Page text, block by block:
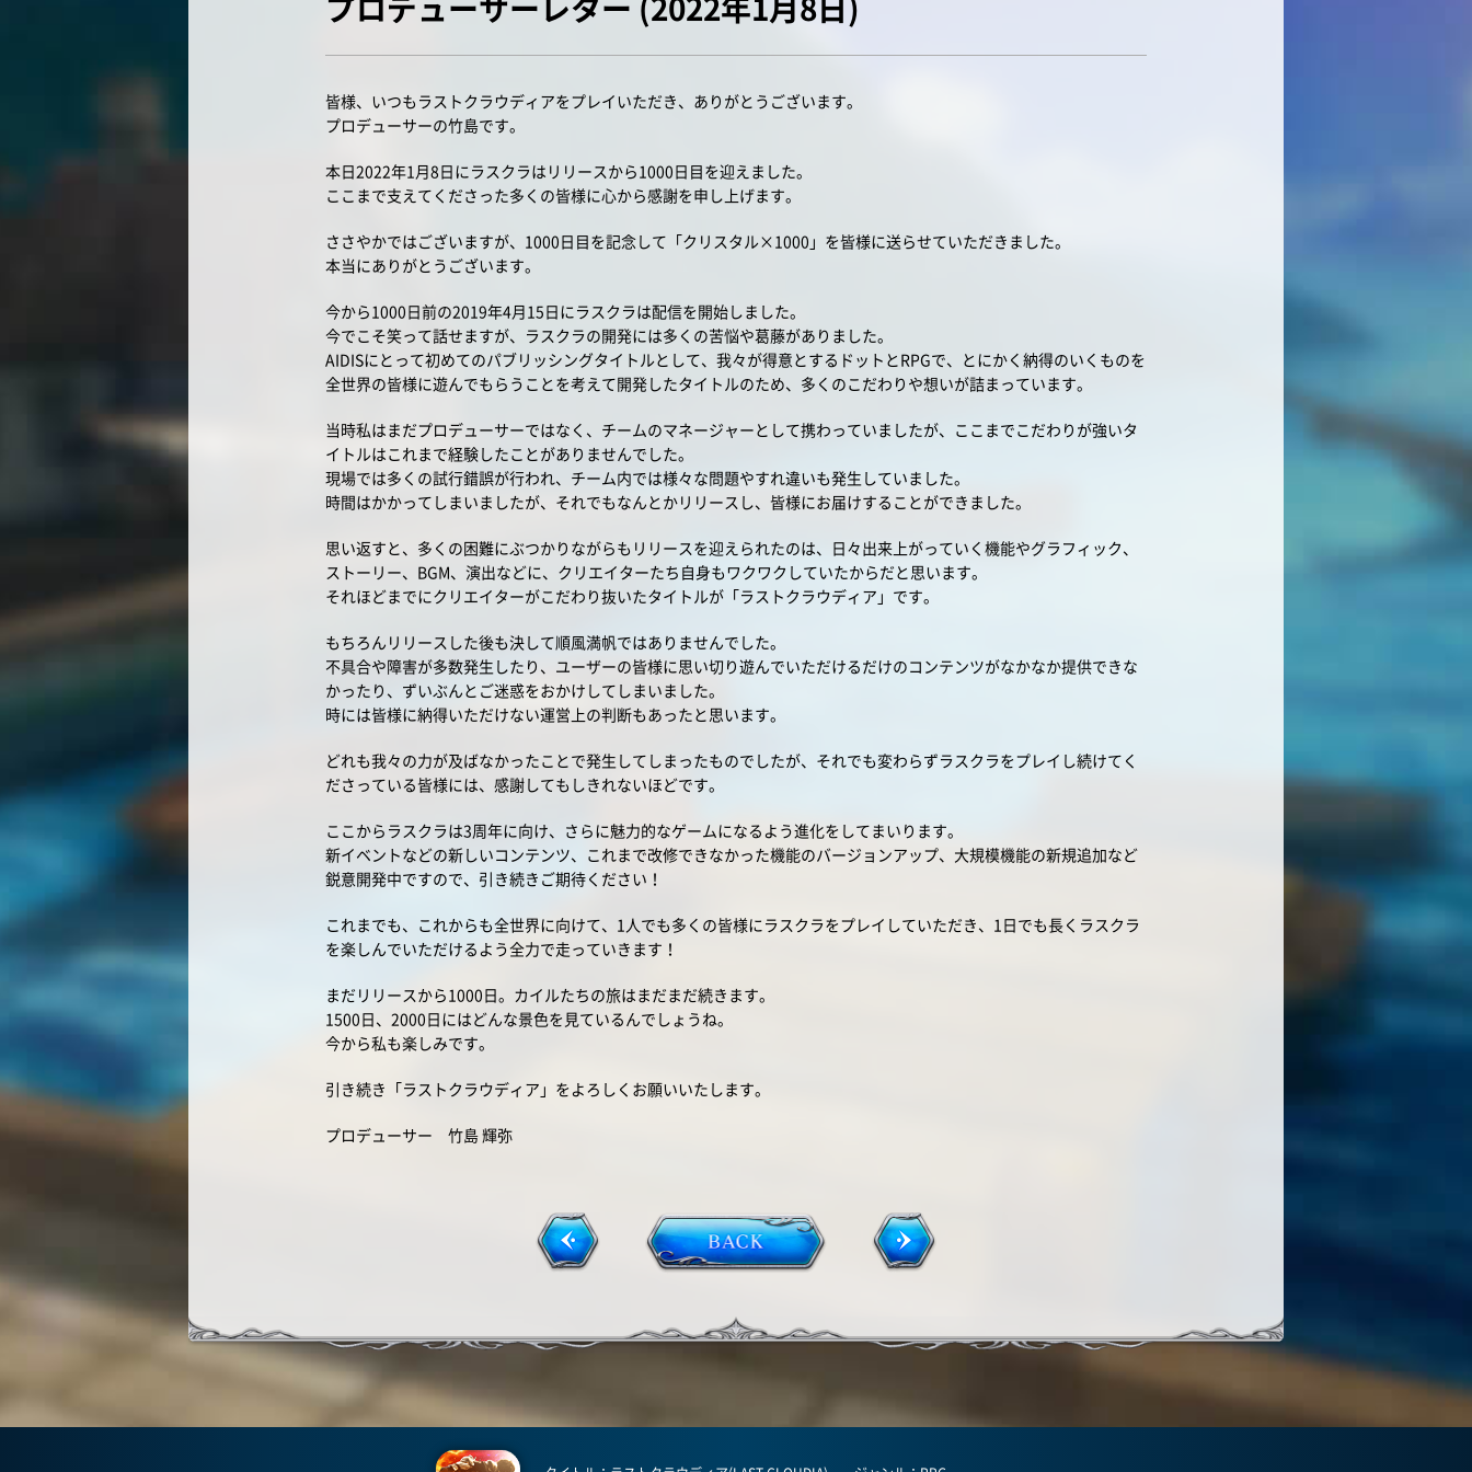
皆様、いつもラストクラウディアをプレイいただき、ありがとうございます。
プロデューサーの竹島です。
本日2022年1月8日にラスクラはリリースから1000日目を迎えました。
ここまで支えてくださった多くの皆様に心から感謝を申し上げます。
ささやかではございますが、1000日目を記念して「クリスタル×1000」を皆様に送らせていただきました。
本当にありがとうございます。
今から1000日前の2019年4月15日にラスクラは配信を開始しました。
今でこそ笑って話せますが、ラスクラの開発には多くの苦悩や葛藤がありました。
AIDISにとって初めてのパブリッシングタイトルとして、我々が得意とするドットとRPGで、とにかく納得のいくものを
全世界の皆様に遊んでもらうことを考えて開発したタイトルのため、多くのこだわりや想いが詰まっています。
当時私はまだプロデューサーではなく、チームのマネージャーとして携わっていましたが、ここまでこだわりが強いタ
イトルはこれまで経験したことがありませんでした。
現場では多くの試行錯誤が行われ、チーム内では様々な問題やすれ違いも発生していました。
時間はかかってしまいましたが、それでもなんとかリリースし、皆様にお届けすることができました。
思い返すと、多くの困難にぶつかりながらもリリースを迎えられたのは、日々出来上がっていく機能やグラフィック、
ストーリー、BGM、演出などに、クリエイターたち自身もワクワクしていたからだと思います。
それほどまでにクリエイターがこだわり抜いたタイトルが「ラストクラウディア」です。
もちろんリリースした後も決して順風満帆ではありませんでした。
不具合や障害が多数発生したり、ユーザーの皆様に思い切り遊んでいただけるだけのコンテンツがなかなか提供できな
かったり、ずいぶんとご迷惑をおかけしてしまいました。
時には皆様に納得いただけない運営上の判断もあったと思います。
どれも我々の力が及ばなかったことで発生してしまったものでしたが、それでも変わらずラスクラをプレイし続けてく
ださっている皆様には、感謝してもしきれないほどです。
ここからラスクラは3周年に向け、さらに魅力的なゲームになるよう進化をしてまいります。
新イベントなどの新しいコンテンツ、これまで改修できなかった機能のバージョンアップ、大規模機能の新規追加など
鋭意開発中ですので、引き続きご期待ください！
これまでも、これからも全世界に向けて、1人でも多くの皆様にラスクラをプレイしていただき、1日でも長くラスクラ
を楽しんでいただけるよう全力で走っていきます！
まだリリースから1000日。カイルたちの旅はまだまだ続きます。
1500日、2000日にはどんな景色を見ているんでしょうね。
今から私も楽しみです。
引き続き「ラストクラウディア」をよろしくお願いいたします。
プロデューサー 竹島 輝弥